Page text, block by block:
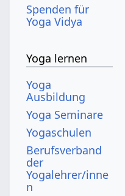
Spenden für
Yoga Vidya
Yoga lernen
Yoga
Ausbildung
Yoga Seminare
Yogaschulen
Berufsverband
der
Yogalehrer/inne
n